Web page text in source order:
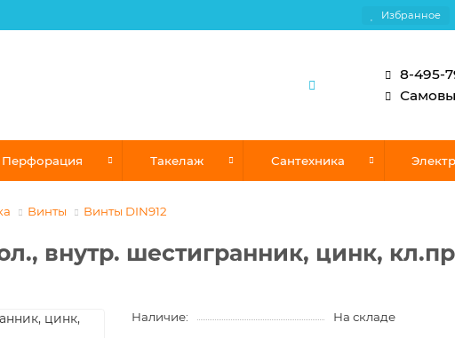
Избранное
8-495-
Перфорация Такелаж Сантехника
Винты Винты DIN912
внутр. шестигранник, цинк,
Наличие: На складе